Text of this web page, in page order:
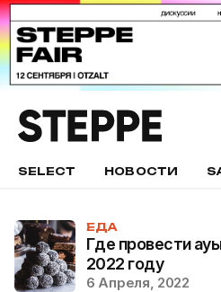
SELECT НОВОСТИ
ЕДА
Где провести
2022 году
6 Апреля, 2022